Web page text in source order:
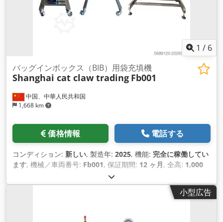
1 / 6
中国、中華人民共和国
1,668 km
バッグインボックス（BIB）用袋充填機
Shanghai cat claw trading Fb001
価格情報 電話する
コンディション: 新しい, 製造年: 2025, 機能: 完全に稼働してい
ます, 機械／車両番号: Fb001, 保証期間: 12 ヶ月, 全高: 1,000
1,100 mm
総重量:100 kg（キログラム）, サーボモーターの出力:1 ワッ
, 入力電圧:
, 装備: CEマーキング
小型広告